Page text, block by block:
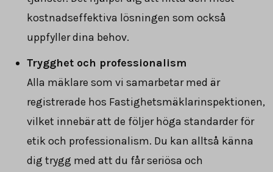
kostnadseffektiva lösningen som också
uppfyller dina behov.
Trygghet och professionalism
Alla mäklare som vi samarbetar med är
registrerade hos Fastighetsmäklarinspektionen,
vilket innebär att de följer höga standarder för
etik och professionalism. Du kan alltså känna
dig trygg med att du får seriösa och